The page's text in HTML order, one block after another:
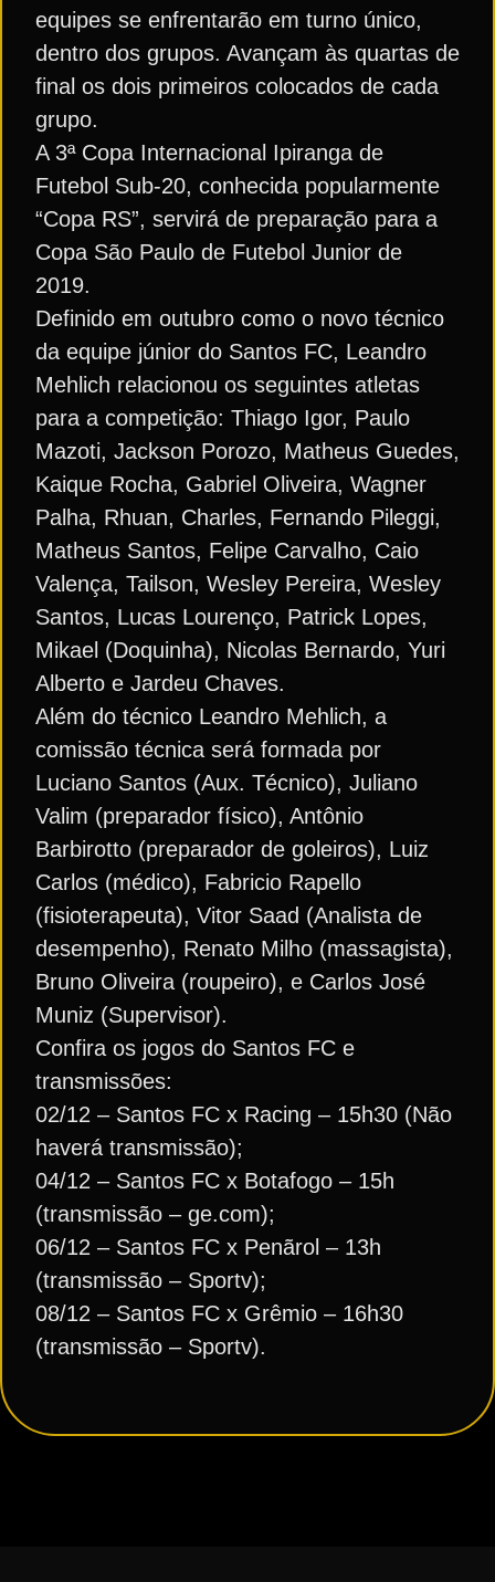
equipes se enfrentarão em turno único,
dentro dos grupos. Avançam às quartas de
final os dois primeiros colocados de cada
grupo.
A 3ª Copa Internacional Ipiranga de
Futebol Sub-20, conhecida popularmente
“Copa RS”, servirá de preparação para a
Copa São Paulo de Futebol Junior de
2019.
Definido em outubro como o novo técnico
da equipe júnior do Santos FC, Leandro
Mehlich relacionou os seguintes atletas
para a competição: Thiago Igor, Paulo
Mazoti, Jackson Porozo, Matheus Guedes,
Kaique Rocha, Gabriel Oliveira, Wagner
Palha, Rhuan, Charles, Fernando Pileggi,
Matheus Santos, Felipe Carvalho, Caio
Valença, Tailson, Wesley Pereira, Wesley
Santos, Lucas Lourenço, Patrick Lopes,
Mikael (Doquinha), Nicolas Bernardo, Yuri
Alberto e Jardeu Chaves.
Além do técnico Leandro Mehlich, a
comissão técnica será formada por
Luciano Santos (Aux. Técnico), Juliano
Valim (preparador físico), Antônio
Barbirotto (preparador de goleiros), Luiz
Carlos (médico), Fabricio Rapello
(fisioterapeuta), Vitor Saad (Analista de
desempenho), Renato Milho (massagista),
Bruno Oliveira (roupeiro), e Carlos José
Muniz (Supervisor).
Confira os jogos do Santos FC e
transmissões:
02/12 – Santos FC x Racing – 15h30 (Não
haverá transmissão);
04/12 – Santos FC x Botafogo – 15h
(transmissão – ge.com);
06/12 – Santos FC x Penãrol – 13h
(transmissão – Sportv);
08/12 – Santos FC x Grêmio – 16h30
(transmissão – Sportv).